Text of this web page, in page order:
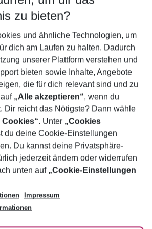
5-8 Nächte
Keine Kinder
Filter anzeigen
ändern
zu bieten?
und ähnliche Technologien, um
dich am Laufen zu halten. Dadurch
unserer Plattform verstehen und
bieten sowie Inhalte, Angebote
die für dich relevant sind und zu
„Alle akzeptieren“, wenn du
Dir reicht das Nötigste? Dann wähle
. Unter „Cookies
du deine Cookie-Einstellungen
Du kannst deine Privatsphäre-
jederzeit ändern oder widerrufen
unten auf „Cookie-Einstellungen
Impressum